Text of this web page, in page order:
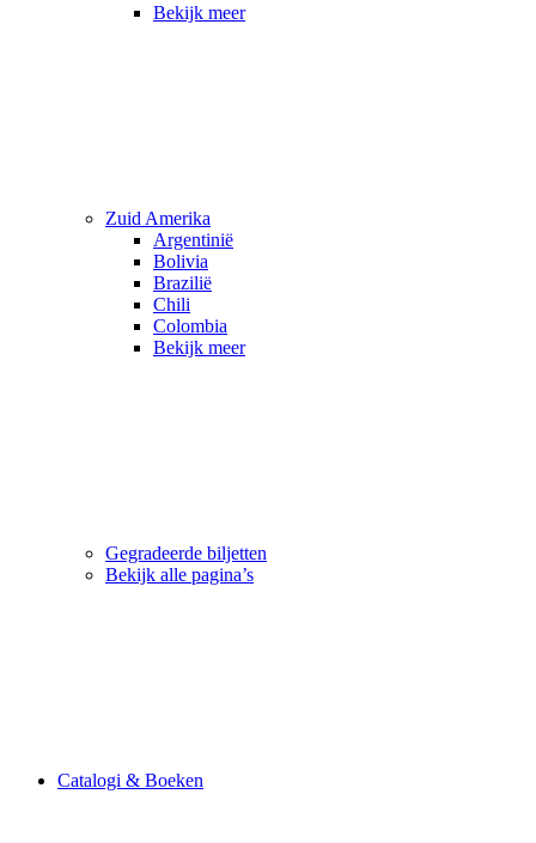
Bekijk meer
Zuid Amerika
Argentinië
Bolivia
Brazilië
Chili
Colombia
Bekijk meer
Gegradeerde biljetten
Bekijk alle pagina’s
Catalogi & Boeken